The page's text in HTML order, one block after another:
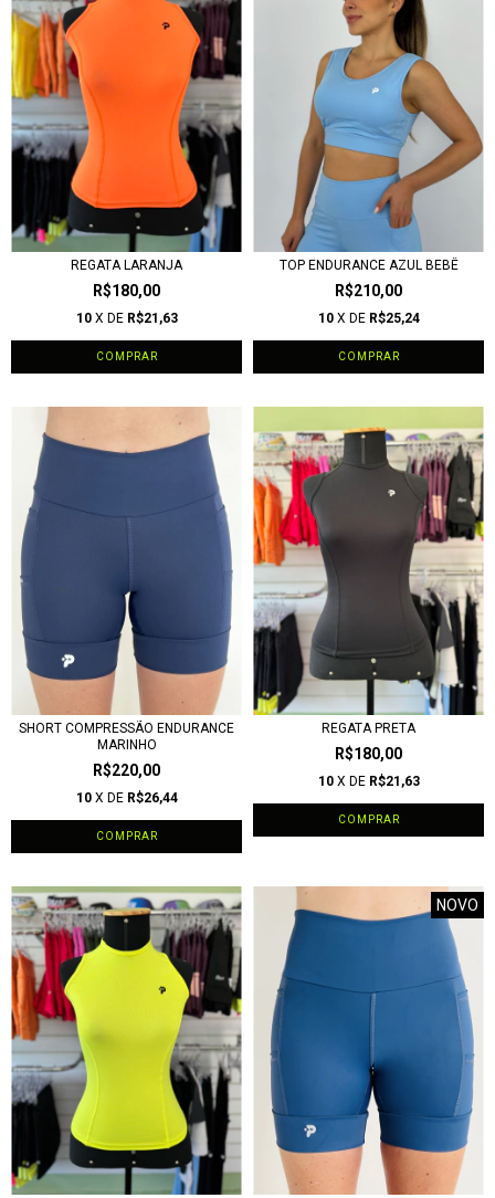
REGATA LARANJA
R$180,00
10 X DE R$21,63
COMPRAR
TOP ENDURANCE AZUL BEBÊ
R$210,00
10 X DE R$25,24
COMPRAR
SHORT COMPRESSÃO ENDURANCE
MARINHO
R$220,00
10 X DE R$26,44
COMPRAR
REGATA PRETA
R$180,00
10 X DE R$21,63
COMPRAR
NOVO